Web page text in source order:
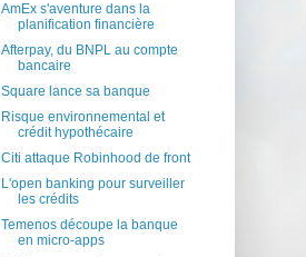
AmEx s'aventure dans la
planification financière
Afterpay, du BNPL au compte
bancaire
Square lance sa banque
Risque environnemental et
crédit hypothécaire
Citi attaque Robinhood de front
L'open banking pour surveiller
les crédits
Temenos découpe la banque
en micro-apps